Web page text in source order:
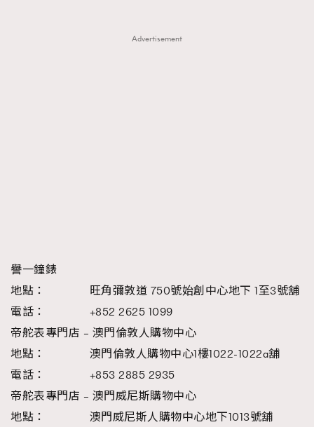
Advertisement
譽一鐘錶
地點： 旺角彌敦道 750號始創中心地下 1至3號舖
電話： +852 2625 1099
帝舵表專門店 – 澳門倫敦人購物中心
地點： 澳門倫敦人購物中心1樓1022-1022a舖
電話： +853 2885 2935
帝舵表專門店 – 澳門威尼斯購物中心
地點： 澳門威尼斯人購物中心地下1013號舖